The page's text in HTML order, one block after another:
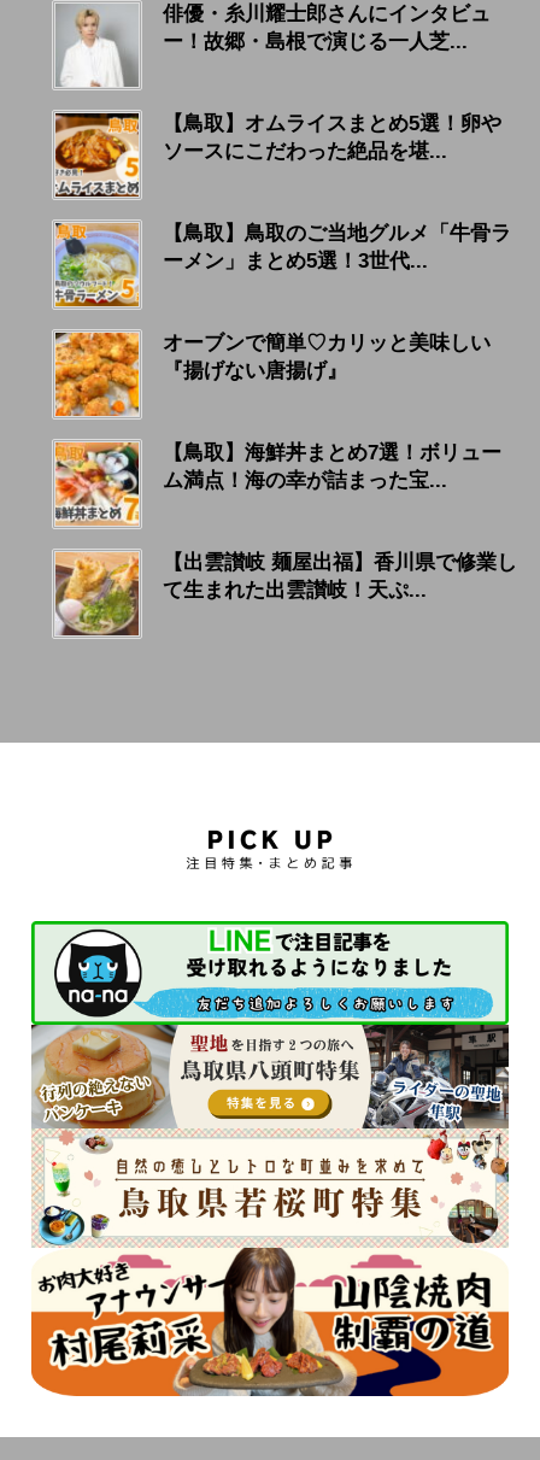
俳優・糸川耀士郎さんにインタビュ
ー！故郷・島根で演じる一人芝...
【鳥取】オムライスまとめ5選！卵や
ソースにこだわった絶品を堪...
【鳥取】鳥取のご当地グルメ「牛骨ラ
ーメン」まとめ5選！3世代...
オーブンで簡単♡カリッと美味しい
『揚げない唐揚げ』
【鳥取】海鮮丼まとめ7選！ボリュー
ム満点！海の幸が詰まった宝...
【出雲讃岐 麺屋出福】香川県で修業し
て生まれた出雲讃岐！天ぷ...